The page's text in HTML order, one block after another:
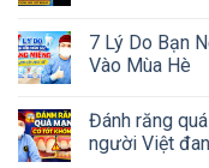
7 Lý Do Bạn
Vào Mùa Hè
Đánh răng
người Việt